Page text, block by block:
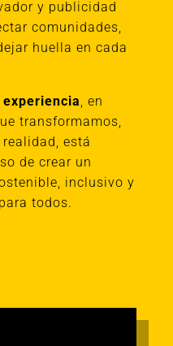
y publicidad
comunidades,
huella en cada
, en
transformamos,
está
de crear un
inclusivo y
todos.